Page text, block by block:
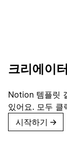
크리에이
Notion 템플릿
있어요. 모두 클
시작하기 →